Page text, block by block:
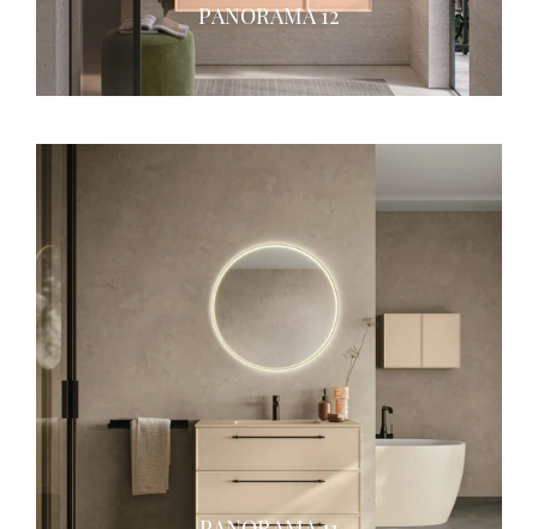
PANORAMA 12